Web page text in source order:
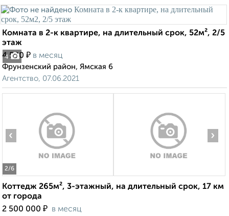
4
Комната в 2-к квартире, на длительный срок, 52м², 2/5
этаж
4 500 ₽ в месяц
Фрунзенский район, Ямская 6
Агентство, 07.06.2021
2/6
‹ ›
Коттедж 265м², 3-этажный, на длительный срок, 17 км
от города
2 500 000 ₽ в месяц